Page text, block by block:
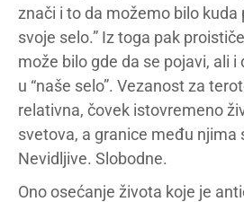
znači i to da možemo bilo kuda
svoje selo.” Iz toga pak
može bilo gde da se pojavi, ali i
u “naše selo”. Vezanost za
relativna, čovek istovremeno
svetova, a granice među njima
Nevidljive. Slobodne.
Ono osećanje života koje je